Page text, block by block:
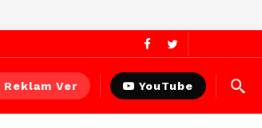
Reklam Ver YouTube